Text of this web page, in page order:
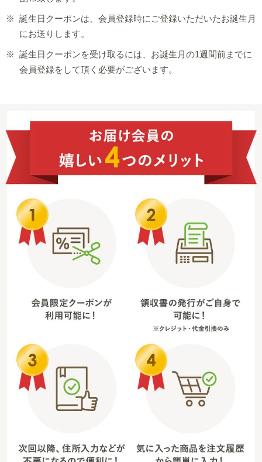
※ 誕生日クーポンは、会員登録時にご登録いただいたお誕生月
にお送りします。
※ 誕生日クーポンを受け取るには、お誕生月の1週間前までに
会員登録をして頂く必要がございます。